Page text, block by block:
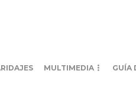
MULTIMEDIA GUÍA